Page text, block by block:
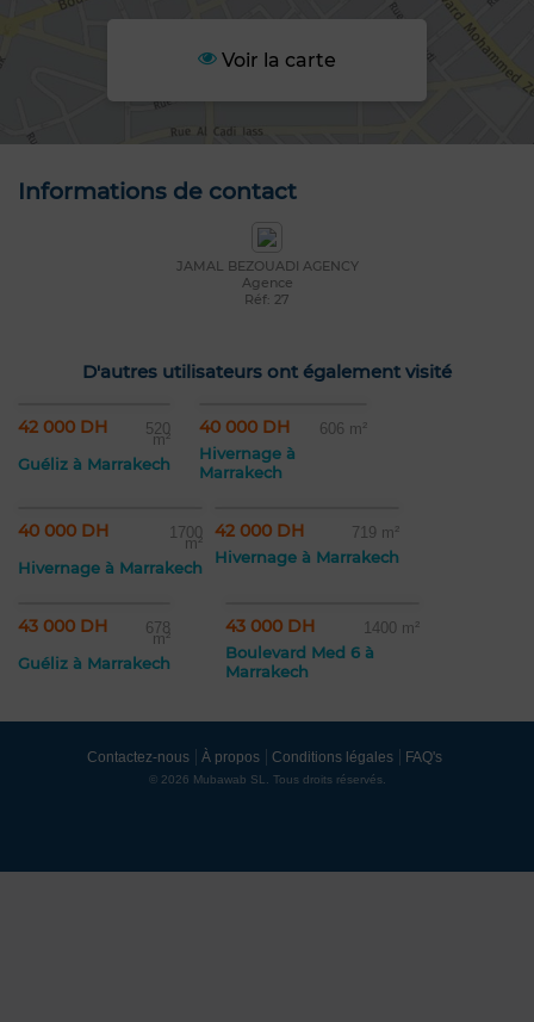
Voir la carte
Informations de contact
JAMAL BEZOUADI AGENCY
Agence
Réf: 27
D'autres utilisateurs ont également visité
42 000 DH 520
m²
Guéliz à Marrakech
40 000 DH 606 m²
Hivernage à
Marrakech
40 000 DH 1700
m²
Hivernage à Marrakech
42 000 DH 719 m²
Hivernage à Marrakech
43 000 DH 678
m²
Guéliz à Marrakech
43 000 DH 1400 m²
Boulevard Med 6 à
Marrakech
Contactez-nous À propos Conditions légales FAQ's
© 2026 Mubawab SL. Tous droits réservés.